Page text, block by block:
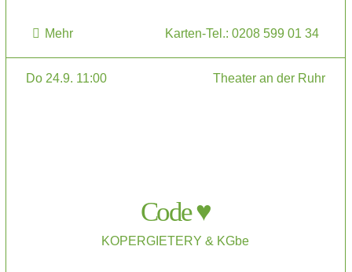
Mehr Karten-Tel.: 0208 599 01 34
Do 24.9. 11:00 Theater an der Ruhr
Code ♥
KOPERGIETERY & KGbe